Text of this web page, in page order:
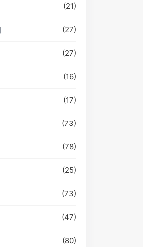
(21)
(27)
(27)
(16)
(17)
(73)
(78)
(25)
(73)
(47)
(80)